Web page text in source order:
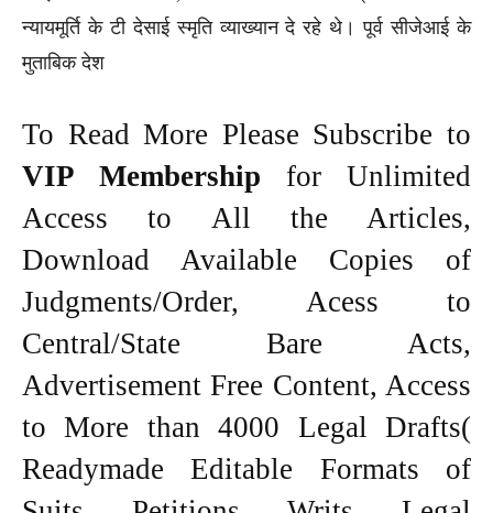
न्यायमूर्ति के टी देसाई स्मृति व्याख्यान दे रहे थे। पूर्व सीजेआई के
मुताबिक देश
To Read More Please Subscribe to
VIP Membership for Unlimited
Access to All the Articles,
Download Available Copies of
Judgments/Order, Acess to
Central/State Bare Acts,
Advertisement Free Content, Access
to More than 4000 Legal Drafts(
Readymade Editable Formats of